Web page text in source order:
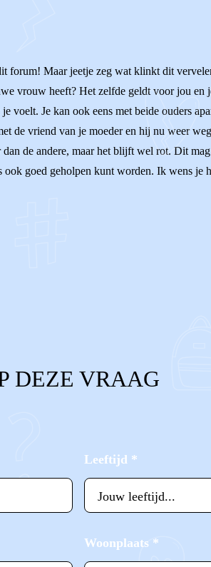
forum! Maar jeetje zeg wat klinkt dit
vrouw heeft? Het zelfde geldt voor jou en
voelt. Je kan ook eens met beide ouders
de vriend van je moeder en hij nu weer
de andere, maar het blijft wel rot. Dit
goed geholpen kunt worden. Ik wens je
DEZE VRAAG
Leeftijd *
Woonplaats *